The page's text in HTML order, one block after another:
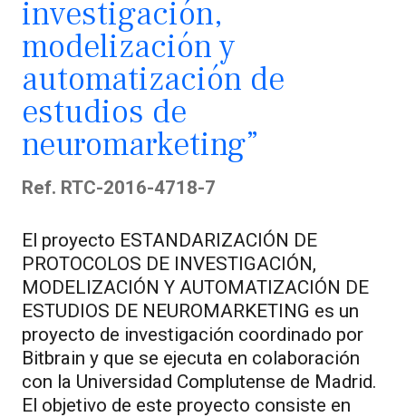
investigación,
modelización y
automatización de
estudios de
neuromarketing”
Ref. RTC-2016-4718-7
El proyecto ESTANDARIZACIÓN DE
PROTOCOLOS DE INVESTIGACIÓN,
MODELIZACIÓN Y AUTOMATIZACIÓN DE
ESTUDIOS DE NEUROMARKETING es un
proyecto de investigación coordinado por
Bitbrain y que se ejecuta en colaboración
con la Universidad Complutense de Madrid.
El objetivo de este proyecto consiste en